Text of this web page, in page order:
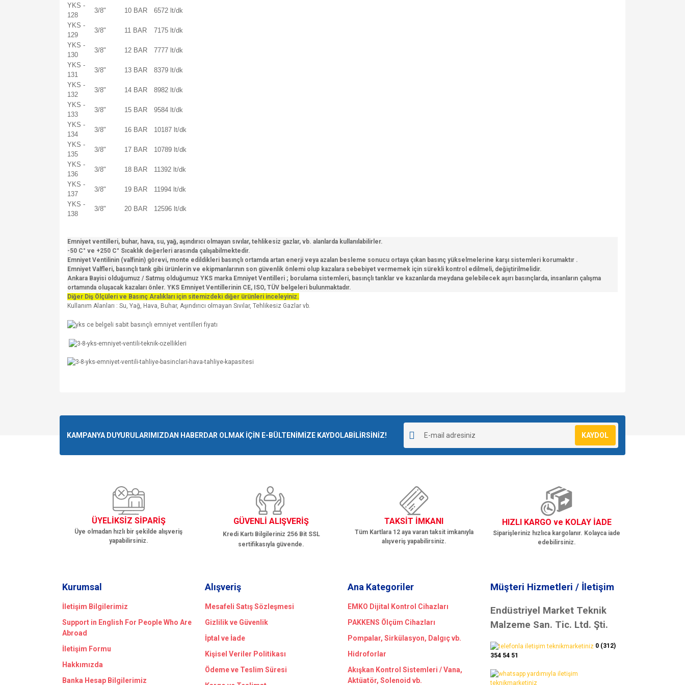
YKS -
128
3/8" 10 BAR
6572 lt/dk
YKS -
129
3/8" 11 BAR
7175 lt/dk
YKS -
130
3/8" 12 BAR
7777 lt/dk
YKS -
131
3/8" 13 BAR
8379 lt/dk
YKS -
132
3/8" 14 BAR
8982 lt/dk
YKS -
133
3/8" 15 BAR
9584 lt/dk
YKS -
134
3/8" 16 BAR
10187 lt/dk
YKS -
135
3/8" 17 BAR
10789 lt/dk
YKS -
136
3/8" 18 BAR
11392 lt/dk
YKS -
137
3/8" 19 BAR
11994 lt/dk
YKS -
138
3/8" 20 BAR 12596 lt/dk
Emniyet ventilleri, buhar, hava, su, yağ, aşındırıcı olmayan sıvılar, tehlikesiz gazlar, vb. alanlarda kullanılabilirler.
-50 C° ve +250 C° Sıcaklık değerleri arasında çalışabilmektedir.
Emniyet Ventilinin (valfinin) görevi, monte edildikleri basınçlı ortamda artan enerji veya azalan besleme sonucu ortaya çıkan basınç yükselmelerine karşı sistemleri korumaktır .
Emniyet Valfleri, basınçlı tank gibi ürünlerin ve ekipmanlarının son güvenlik önlemi olup kazalara sebebiyet vermemek için sürekli kontrol edilmeli, değiştirilmelidir.
Ankara Bayisi olduğumuz / Satmış olduğumuz YKS marka Emniyet Ventilleri ; borulama sistemleri, basınçlı tanklar ve kazanlarda meydana gelebilecek aşırı basınçlarda, insanların çalışma
ortamında oluşacak kazaları önler. YKS Emniyet Ventillerinin CE, ISO, TÜV belgeleri bulunmaktadır.
Diğer Diş Ölçüleri ve Basınç Aralıkları için sitemizdeki diğer ürünleri inceleyiniz.
Kullanım Alanları : Su, Yağ, Hava, Buhar, Aşındırıcı olmayan Sıvılar, Tehlikesiz Gazlar vb.
Ürün resmi kalitesiz, bozuk veya görüntülenemiyor.
Bu ürüne benzer farklı alternatifler olmalı.
KAMPANYA DUYURULARIMIZDAN HABERDAR OLMAK İÇİN E-BÜLTENİMİZE KAYDOLABİLİRSİNİZ! KAYDOL
ÜYELİKSİZ SİPARİŞ
Üye olmadan hızlı bir şekilde alışveriş
yapabilirsiniz.
GÜVENLİ ALIŞVERİŞ
Kredi Kartı Bilgileriniz 256 Bit SSL
sertifikasıyla güvende.
TAKSİT İMKANI
Tüm Kartlara 12 aya varan taksit imkanıyla
alışveriş yapabilirsiniz.
HIZLI KARGO ve KOLAY İADE
Siparişleriniz hızlıca kargolanır. Kolayca iade
edebilirsiniz.
Kurumsal
İletişim Bilgilerimiz
Support in English For People Who Are
Abroad
İletişim Formu
Hakkımızda
Banka Hesap Bilgilerimiz
Alışveriş
Mesafeli Satış Sözleşmesi
Gizlilik ve Güvenlik
İptal ve İade
Kişisel Veriler Politikası
Ödeme ve Teslim Süresi
Ana Kategoriler
EMKO Dijital Kontrol Cihazları
PAKKENS Ölçüm Cihazları
Pompalar, Sirkülasyon, Dalgıç vb.
Hidroforlar
Akışkan Kontrol Sistemleri / Vana,
Aktüatör, Solenoid vb.
Müşteri Hizmetleri / İletişim
Endüstriyel Market Teknik
Malzeme San. Tic. Ltd. Şti.
0 (312)
354 54 51